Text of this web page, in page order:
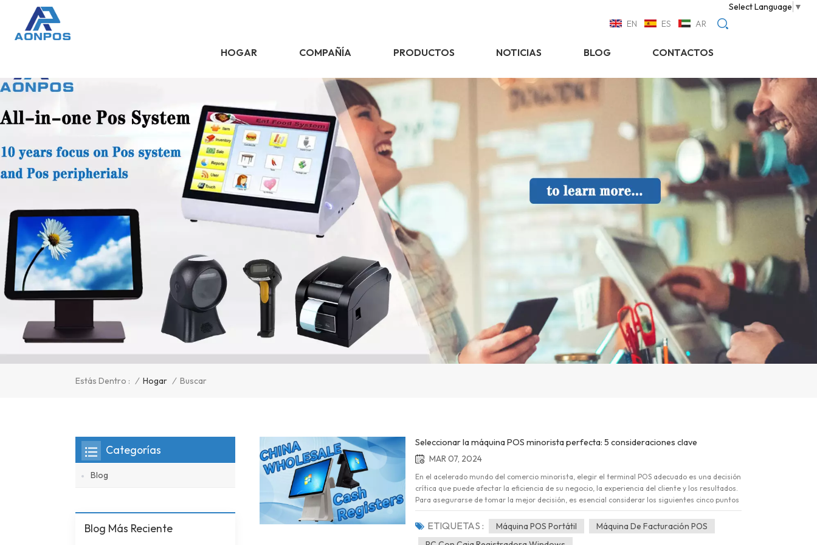
Select Language ▼
EN
ES AR
HOGAR COMPAÑÍA PRODUCTOS NOTICIAS BLOG CONTACTOS
Estás Dentro : / Hogar / Buscar
Seleccionar la máquina POS minorista perfecta: 5 consideraciones clave
MAR 07, 2024
En el acelerado mundo del comercio minorista, elegir el terminal POS adecuado es una decisión
crítica que puede afectar la eficiencia de su negocio, la experiencia del cliente y los resultados.
Para asegurarse de tomar la mejor decisión, es esencial considerar los siguientes cinco puntos
clave: 1. Funcionalidad y características: Evaluar la funcionalidad y características que ofrece el
POS de PC todo en uno. ¿Admite funciones minoristas esenciales, como el procesamiento de
ventas, la gestión de inventario y la generación de informes? Considere funciones adicionales
ETIQUETAS : Máquina POS Portátil
Máquina De Facturación POS
Categorías
Blog
Blog Más Reciente